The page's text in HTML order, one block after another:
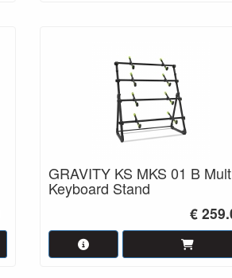
GRAVITY KS MKS 01 B
Keyboard Stand
€